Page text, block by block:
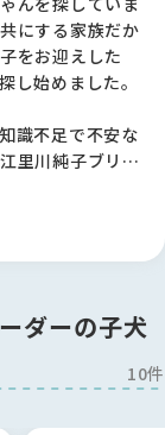
にする家族だか
をお迎えした
し始めました。
識不足で不安な
里川純子ブリー
元で育った子な
ただき、本当に
と思っていま
ダーの子犬
10件